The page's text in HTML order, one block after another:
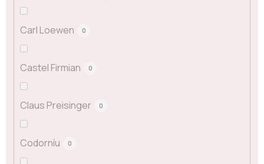
Carl Loewen 0
Castel Firmian 0
Claus Preisinger 0
Codorníu 0